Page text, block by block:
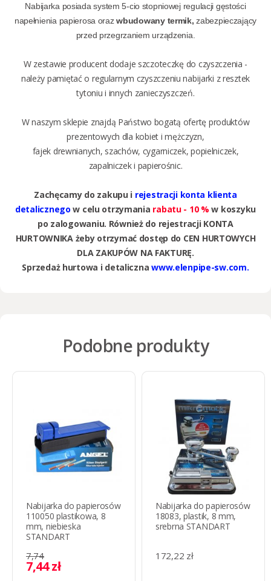
Nabijarka posiada system 5-cio stopniowej regulacji gęstości
napełnienia papierosa orazwbudowany termik, zabezpieczający
przed przegrzaniem urządzenia.
W zestawie producent dodaje szczoteczkę do czyszczenia -
należy pamiętać o regularnym czyszczeniu nabijarki z resztek
tytoniu i innych zanieczyszczeń.
W naszym sklepie znajdą Państwo bogatą ofertę produktów
prezentowych dla kobiet i mężczyzn,
fajek drewnianych, szachów, cygarniczek, popielniczek,
zapalniczek i papierośnic.
Zachęcamy do zakupu i rejestracji konta klienta
detalicznego w celu otrzymania rabatu - 10 % w koszyku
po zalogowaniu. Również do rejestracji KONTA
HURTOWNIKA żeby otrzymać dostęp do CEN HURTOWYCH
DLA ZAKUPÓW NA FAKTURĘ.
Sprzedaż hurtowa i detalicznawww.elenpipe-sw.com.
Podobne produkty
Nabijarka do papierosów
110050 plastikowa, 8
mm, niebieska
STANDART
7,74
7,44 zł
Nabijarka do papierosów
18083, plastik, 8 mm,
srebrna STANDART
172,22 zł